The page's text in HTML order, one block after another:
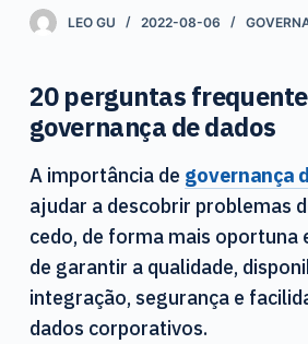
o
o
e
ú
d
o
LEO GU 2022-08-06
20 perguntas
governança de dados
A importância de governança
ajudar a descobrir problemas
cedo, de forma mais oportuna
de garantir a qualidade,
integração, segurança e
dados corporativos.